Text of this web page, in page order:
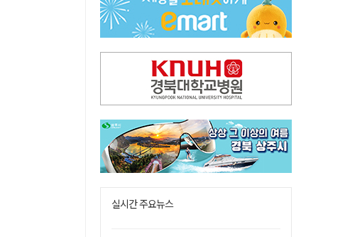
"김용민, 흑백논리로 세상 보는 듯" 검찰 내부서 지탄
월 매출 9천만원에도 문 닫는 영양 젖소농장… "일할 사람이 없어"
실시간 주요뉴스